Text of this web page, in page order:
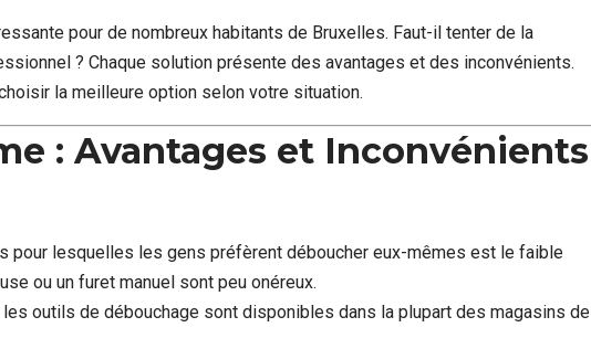
pour de nombreux habitants de Bruxelles. Faut-il tenter de la
? Chaque solution présente des avantages et des inconvénients.
la meilleure option selon votre situation.
: Avantages et Inconvénients
pour lesquelles les gens préfèrent déboucher eux-mêmes est le faible
ou un furet manuel sont peu onéreux.
outils de débouchage sont disponibles dans la plupart des magasins de